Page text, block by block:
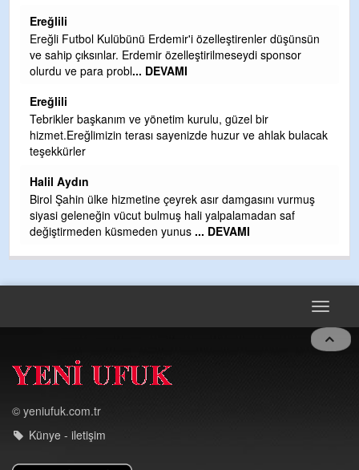
Ereğlili
Ereğli Futbol Kulübünü Erdemir'i özelleştirenler düşünsün
ve sahip çıksınlar. Erdemir özelleştirilmeseydi sponsor
olurdu ve para probl... DEVAMI
Ereğlili
Tebrikler başkanım ve yönetim kurulu, güzel bir
hizmet.Ereğlimizin terası sayenizde huzur ve ahlak bulacak
teşekkürler
Halil Aydın
Birol Şahin ülke hizmetine çeyrek asır damgasını vurmuş
siyasi geleneğin vücut bulmuş hali yalpalamadan saf
değiştirmeden küsmeden yunus ... DEVAMI
Toggle
© yeniufuk.com.tr
Künye - iletişim